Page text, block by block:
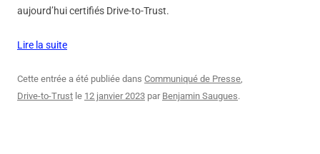
aujourd’hui certifiés Drive-to-Trust.
Lire la suite
Cette entrée a été publiée dans Communiqué de Presse,
Drive-to-Trust le 12 janvier 2023 par Benjamin Saugues.